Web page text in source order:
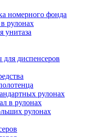
номерного фонда
рулонах
унитаза
диспенсеров
рулонах
в рулонах
рулонах